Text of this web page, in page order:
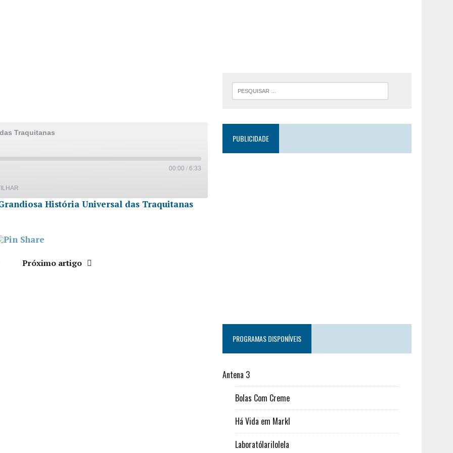
Traquitanas
00:00 / 6:33
História Universal das Traquitanas
Próximo artigo
PUBLICIDADE
PROGRAMAS DISPONÍVEIS
Antena 3
Bolas Com Creme
Há Vida em Markl
Laboratólarilolela